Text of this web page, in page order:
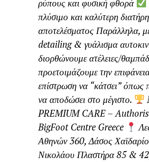
ρύπους και φυσική φθορά
πλύσιμο και καλύτερη
αποτελέσματος Παράλληλα,
detailing & γυάλισμα
διορθώνουμε ατέλειες/
προετοιμάζουμε την
επίστρωση να “κάτσει” όπως
να αποδώσει στο μέγιστο.
PREMIUM CARE –
BigFoot Centre Greece
Αθηνών 360, Δάσος
Νικολάου Πλαστήρα 85 &